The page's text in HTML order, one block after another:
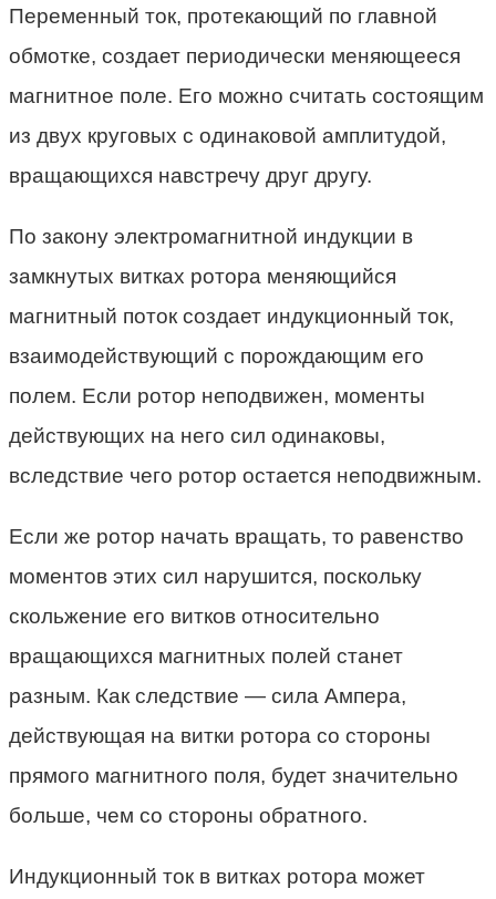
Переменный ток, протекающий по главной
обмотке, создает периодически меняющееся
магнитное поле. Его можно считать состоящим
из двух круговых с одинаковой амплитудой,
вращающихся навстречу друг другу.
По закону электромагнитной индукции в
замкнутых витках ротора меняющийся
магнитный поток создает индукционный ток,
взаимодействующий с порождающим его
полем. Если ротор неподвижен, моменты
действующих на него сил одинаковы,
вследствие чего ротор остается неподвижным.
Если же ротор начать вращать, то равенство
моментов этих сил нарушится, поскольку
скольжение его витков относительно
вращающихся магнитных полей станет
разным. Как следствие — сила Ампера,
действующая на витки ротора со стороны
прямого магнитного поля, будет значительно
больше, чем со стороны обратного.
Индукционный ток в витках ротора может